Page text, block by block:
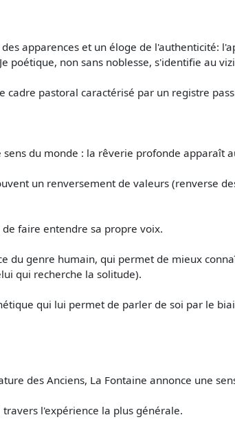
apparences et un éloge de l'authenticité:
poétique, non sans noblesse, s'identifie au
pastoral caractérisé par un registre
du monde : la rêverie profonde apparaît
un renversement de valeurs (renverse
faire entendre sa propre voix.
du genre humain, qui permet de mieux
qui recherche la solitude).
qui lui permet de parler de soi par le
des Anciens, La Fontaine annonce une
l'expérience la plus générale.